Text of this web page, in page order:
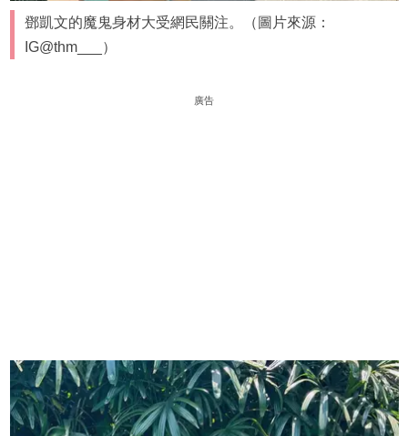
鄧凱文的魔鬼身材大受網民關注。（圖片來源：
IG@thm___）
廣告